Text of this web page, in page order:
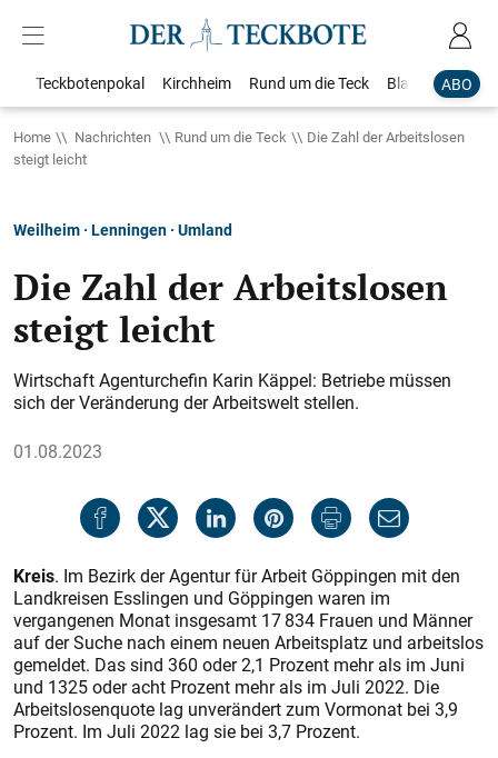
ABO
Teckbotenpokal Kirchheim Rund um die Teck Blaulicht
Home Nachrichten Rund um die Teck
Die Zahl der Arbeitslosen
steigt leicht
Weilheim · Lenningen · Umland
Die Zahl der Arbeitslosen
steigt leicht
Wirtschaft Agenturchefin Karin Käppel: Betriebe müssen
sich der Veränderung der Arbeitswelt stellen.
01.08.2023
Kreis. Im Bezirk der Agentur für Arbeit Göppingen mit den
Landkreisen Esslingen und Göppingen waren im
vergangenen Monat insgesamt 17 834 Frauen und Männer
auf der Suche nach einem neuen Arbeitsplatz und arbeitslos
gemeldet. Das sind 360 oder 2,1 Prozent mehr als im Juni
und 1325 oder acht Prozent mehr als im Juli 2022. Die
Arbeitslosenquote lag unverändert zum Vormonat bei 3,9
Prozent. Im Juli 2022 lag sie bei 3,7 Prozent.